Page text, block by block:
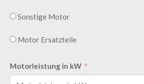
Sonstige Motor
Motor Ersatzteile
Motorleistung in kW